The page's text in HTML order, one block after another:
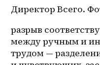
Директор Всего.
разрыв
между ручным и
трудом —